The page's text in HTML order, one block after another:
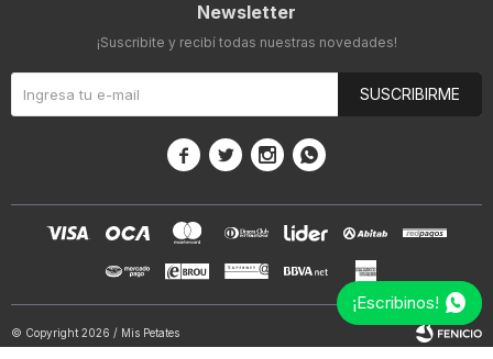
Newsletter
¡Suscribite y recibí todas nuestras novedades!
SUSCRIBIRME
   
© Copyright 2026 / Mis Petates
¡Escribinos!